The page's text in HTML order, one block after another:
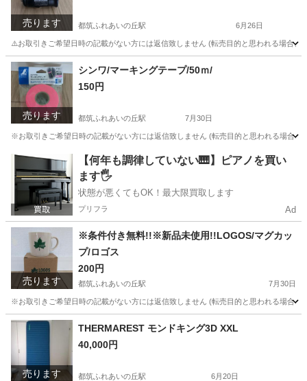
売ります 都筑ふれあいの丘駅 6月26日
⚠️お取引きご希望日時の記載がない方には返信致しません (転売目的と思われる場合
神奈川 横浜市 都筑ふれあいの丘駅 アクセサリー
売ります
シンワ/マーキングテープ/50ｍ/
150円
都筑ふれあいの丘駅 7月30日
※お取引きご希望日時の記載がない方には返信致しません (転売目的と思われる場合
神奈川 都筑ふれあいの丘駅 その他 シンワ
【何年も調律していない🎹】ピアノを買い
ます🖐️
状態が悪くてもOK！最大限買取します
プリフラ Ad
売ります
※条件付き無料!!※新品未使用!!LOGOS/マグカッ
プ/ロゴス
200円
都筑ふれあいの丘駅 7月30日
※お取引きご希望日時の記載がない方には返信致しません (転売目的と思われる場合
神奈川 横浜市 食器
売ります
THERMAREST モンドキング3D XXL
40,000円
都筑ふれあいの丘駅 6月20日